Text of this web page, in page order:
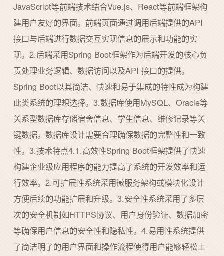
JavaScript等前端技术结合Vue.js、React等前端框架构
建用户友好的界面。前端页面通过调用后端提供的API
接口与后端进行数据交互实现信息的展示和功能的实
现。2.后端采用Spring Boot框架作为后端开发的核心负
责处理业务逻辑、数据访问以及API 接口的提供。
Spring Boot以其简洁、快速和易于集成的特性成为构建
此类系统的理想选择。3.数据库使用MySQL、Oracle等
关系型数据库存储宿舍信息、学生信息、维修记录等关
键数据。数据库设计需要合理确保数据的完整性和一致
性。3.技术特点4.1.高效性Spring Boot框架提供了快速
构建企业级应用程序的能力提高了系统的开发效率和运
行效率。2.可扩展性系统采用微服务架构或模块化设计
方便后续的功能扩展和升级。3.安全性系统采用了多层
次的安全机制如HTTPS协议、用户身份验证、数据加密
等确保用户信息的安全性和隐私性。4.易用性系统提供
了简洁明了的用户界面和操作流程使得用户能够轻松上